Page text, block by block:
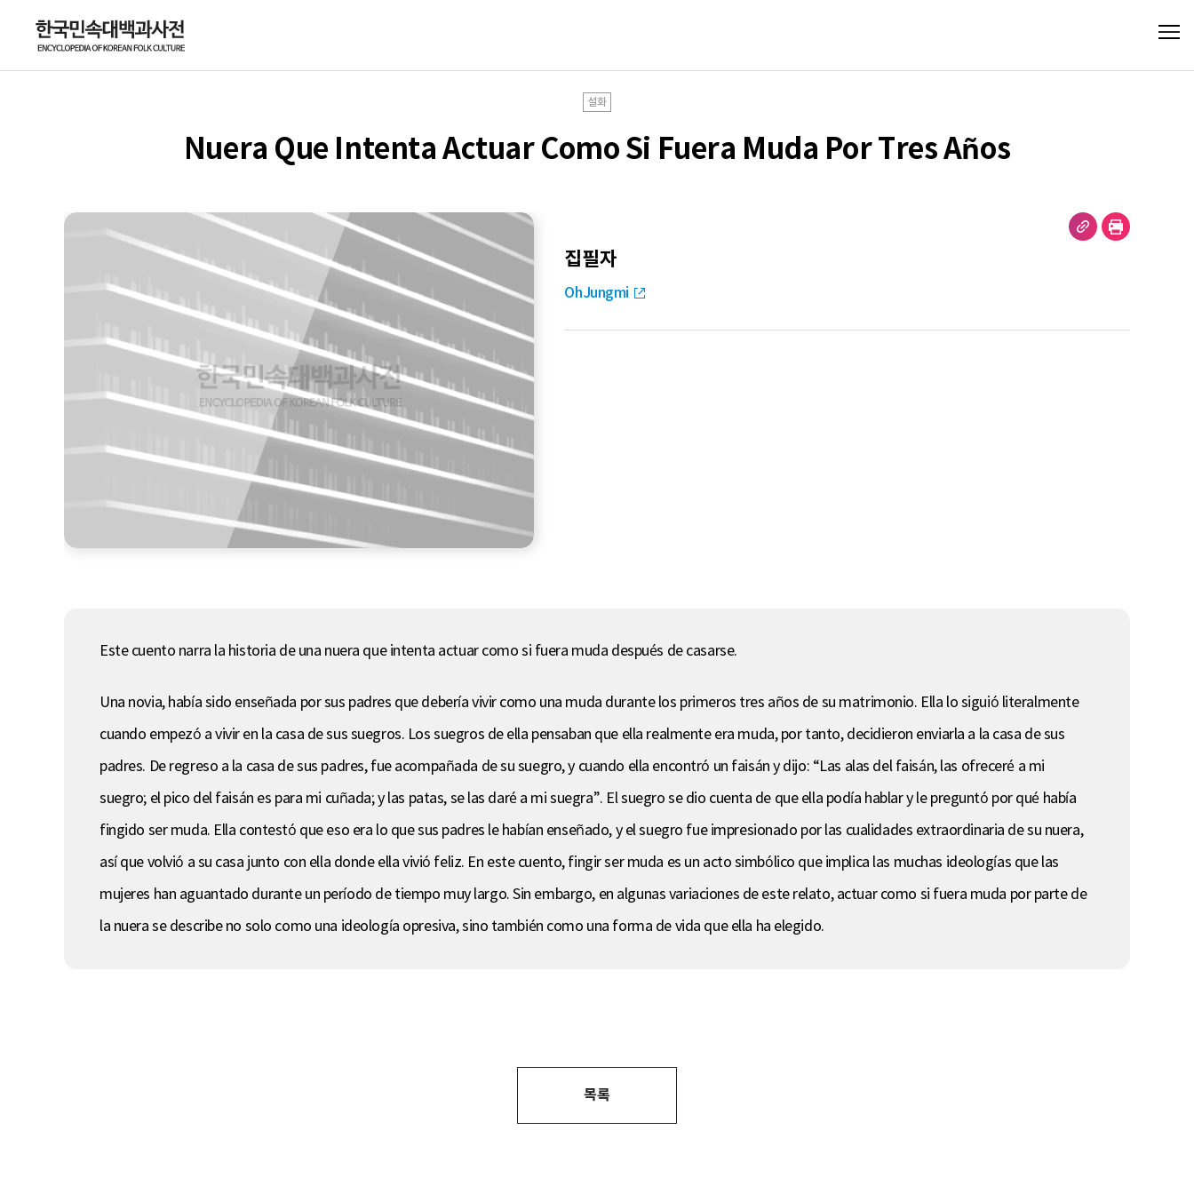
설화
Nuera Que Intenta Actuar Como Si Fuera Muda Por Tres Años
집필자
OhJungmi
Este cuento narra la historia de una nuera que intenta actuar como si fuera muda después de casarse.
Una novia, había sido enseñada por sus padres que debería vivir como una muda durante los primeros tres años de su matrimonio. Ella lo siguió literalmente
cuando empezó a vivir en la casa de sus suegros. Los suegros de ella pensaban que ella realmente era muda, por tanto, decidieron enviarla a la casa de sus
padres. De regreso a la casa de sus padres, fue acompañada de su suegro, y cuando ella encontró un faisán y dijo: “Las alas del faisán, las ofreceré a mi
suegro; el pico del faisán es para mi cuñada; y las patas, se las daré a mi suegra”. El suegro se dio cuenta de que ella podía hablar y le preguntó por qué había
fingido ser muda. Ella contestó que eso era lo que sus padres le habían enseñado, y el suegro fue impresionado por las cualidades extraordinaria de su nuera,
así que volvió a su casa junto con ella donde ella vivió feliz. En este cuento, fingir ser muda es un acto simbólico que implica las muchas ideologías que las
mujeres han aguantado durante un período de tiempo muy largo. Sin embargo, en algunas variaciones de este relato, actuar como si fuera muda por parte de
la nuera se describe no solo como una ideología opresiva, sino también como una forma de vida que ella ha elegido.
목록